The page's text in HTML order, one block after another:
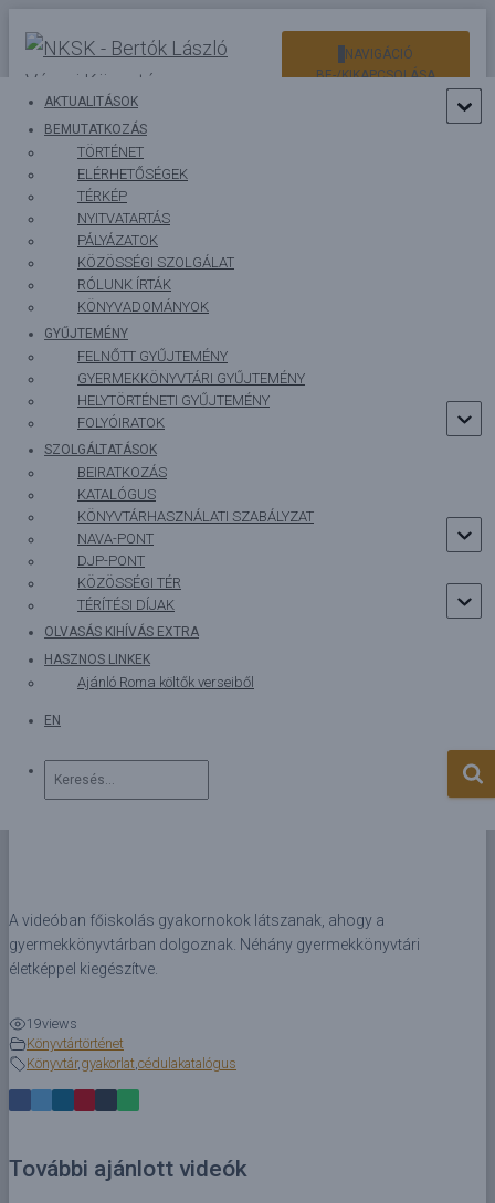
NAVIGÁCIÓ
BE-/KIKAPCSOLÁSA
AKTUALITÁSOK
BEMUTATKOZÁS
TÖRTÉNET
ELÉRHETŐSÉGEK
TÉRKÉP
NYITVATARTÁS
PÁLYÁZATOK
KÖZÖSSÉGI SZOLGÁLAT
RÓLUNK ÍRTÁK
KÖNYVADOMÁNYOK
GYŰJTEMÉNY
FELNŐTT GYŰJTEMÉNY
GYERMEKKÖNYVTÁRI GYŰJTEMÉNY
HELYTÖRTÉNETI GYŰJTEMÉNY
FOLYÓIRATOK
SZOLGÁLTATÁSOK
BEIRATKOZÁS
KATALÓGUS
KÖNYVTÁRHASZNÁLATI SZABÁLYZAT
NAVA-PONT
DJP-PONT
KÖZÖSSÉGI TÉR
TÉRÍTÉSI DÍJAK
OLVASÁS KIHÍVÁS EXTRA
HASZNOS LINKEK
Ajánló Roma költők verseiből
EN
Főiskolás gyakornokok a
gyermekkönyvtárban 1988.01.15.
Szerző: root1Közzétéve:
A videóban főiskolás gyakornokok látszanak, ahogy a
gyermekkönyvtárban dolgoznak. Néhány gyermekkönyvtári
életképpel kiegészítve.
19views
Könyvtártörténet
Könyvtár,gyakorlat,cédulakatalógus
További ajánlott videók